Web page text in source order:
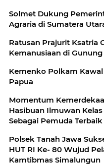
Solmet Dukung
Agraria di Sumatera
Ratusan Prajurit Ksatria
Kemanusiaan di Gunung
Kemenko Polkam
Papua
Momentum
Hasibuan Ilmuwan
Sebagai Pemuda
Polsek Tanah Jawa
HUT RI Ke- 80 Wujud
Kamtibmas Simalungun